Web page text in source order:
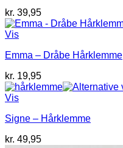
kr. 39,95
Vis
Emma – Dråbe Hårklemme
kr. 19,95
Vis
Signe – Hårklemme
kr. 49,95